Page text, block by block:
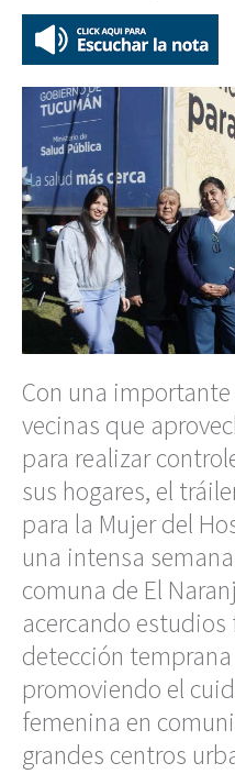
Con una
vecinas que
para realizar
sus hogares, el
para la Mujer del
una intensa
comuna de El
acercando
detección
promoviendo el
femenina en
grandes centros